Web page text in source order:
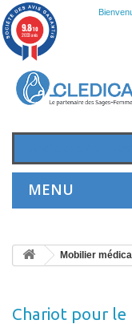
MENU
Mobilier médical
Chariot pour
9.8/10
2033 avis